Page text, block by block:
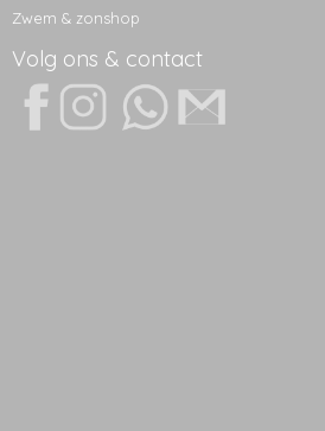
Zwem & zonshop
Volg ons & contact